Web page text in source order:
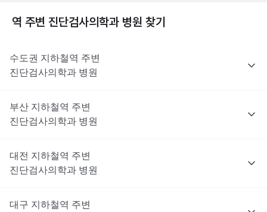
역 주변 진단검사의학과 병원 찾기
수도권 지하철역 주변
진단검사의학과 병원
부산 지하철역 주변
진단검사의학과 병원
대전 지하철역 주변
진단검사의학과 병원
대구 지하철역 주변